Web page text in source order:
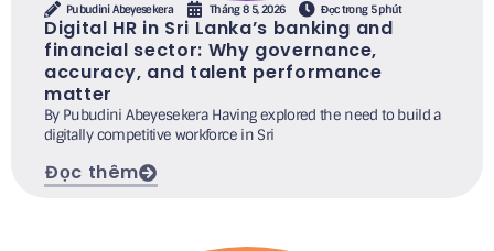
Pubudini Abeyesekera Tháng 8 5, 2026 Đọc trong 5 phút
Digital HR in Sri Lanka’s banking and
financial sector: Why governance,
accuracy, and talent performance
matter
By Pubudini Abeyesekera Having explored the need to build a
digitally competitive workforce in Sri
Đọc thêm